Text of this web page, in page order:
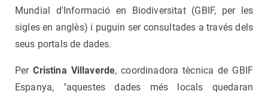
Mundial d'Informació en Biodiversitat (GBIF, per les
sigles en anglès) i puguin ser consultades a través dels
seus portals de dades.
PerCristina Villaverde, coordinadora tècnica de GBIF
Espanya, "aquestes dades més locals quedaran